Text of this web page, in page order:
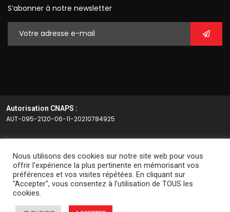
S’abonner à notre newsletter
Autorisation CNAPS :
AUT-095-2120-06-11-20210784925
Article L.612-14 du CSI
L’autorisation d’exercice ne confère aucune prérogative de
puissance publique à l’entreprise ou aux personnes qui en
bénéficient.
Nous utilisons des cookies sur notre site web pour vous
offrir l'expérience la plus pertinente en mémorisant vos
préférences et vos visites répétées. En cliquant sur
"Accepter", vous consentez à l'utilisation de TOUS les
cookies.